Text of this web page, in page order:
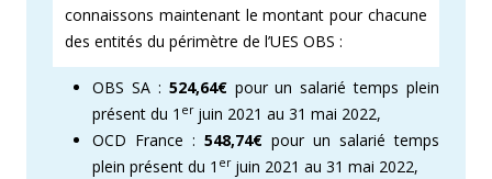
connaissons maintenant le montant pour chacune
des entités du périmètre de l’UES OBS :
OBS SA : 524,64€pour un salarié temps plein
présent du 1 erjuin 2021 au 31 mai 2022,
OCD France : 548,74€ pour un salarié temps
plein présent du 1 erjuin 2021 au 31 mai 2022,